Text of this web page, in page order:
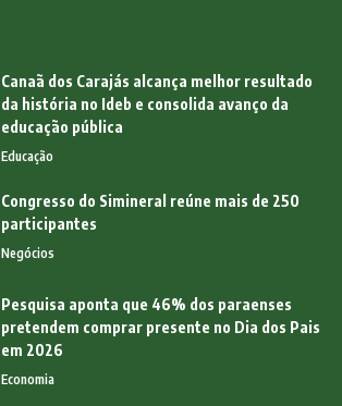
Canaã dos Carajás alcança melhor resultado
da história no Ideb e consolida avanço da
educação pública
Educação
Congresso do Simineral reúne mais de 250
participantes
Negócios
Pesquisa aponta que 46% dos paraenses
pretendem comprar presente no Dia dos Pais
em 2026
Economia